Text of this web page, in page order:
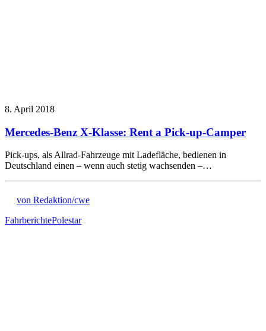
8. April 2018
Mercedes-Benz X-Klasse: Rent a Pick-up-Camper
Pick-ups, als Allrad-Fahrzeuge mit Ladefläche, bedienen in
Deutschland einen – wenn auch stetig wachsenden –…
von Redaktion/cwe
FahrberichtePolestar